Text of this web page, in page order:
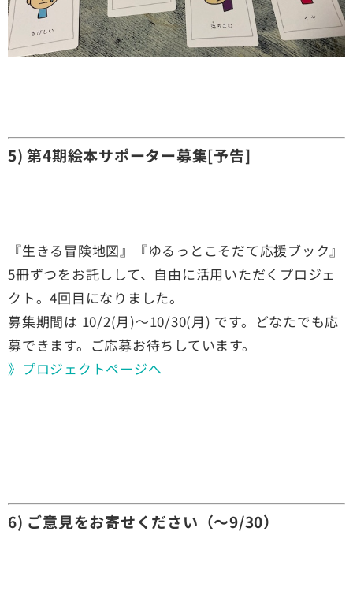
5) 第4期絵本サポーター募集[予告]
『生きる冒険地図』『ゆるっとこそだて応援ブック』
5冊ずつをお託しして、自由に活用いただくプロジェ
クト。4回目になりました。
募集期間は 10/2(月)〜10/30(月) です。どなたでも応
募できます。ご応募お待ちしています。
》プロジェクトページへ
6) ご意見をお寄せください（〜9/30）